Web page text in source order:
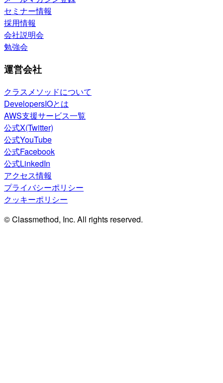
セミナー情報
採用情報
会社説明会
勉強会
運営会社
クラスメソッドについて
DevelopersIOとは
AWS支援サービス一覧
公式X(Twitter)
公式YouTube
公式Facebook
公式LinkedIn
アクセス情報
プライバシーポリシー
クッキーポリシー
© Classmethod, Inc. All rights reserved.